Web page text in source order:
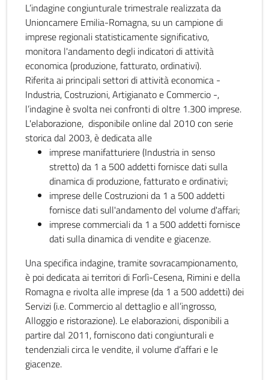
L’indagine congiunturale trimestrale realizzata da
Unioncamere Emilia-Romagna, su un campione di
imprese regionali statisticamente significativo,
monitora l'andamento degli indicatori di attività
economica (produzione, fatturato, ordinativi).
Riferita ai principali settori di attività economica -
Industria, Costruzioni, Artigianato e Commercio -,
l’indagine è svolta nei confronti di oltre 1.300 imprese.
L'elaborazione, disponibile online dal 2010 con serie
storica dal 2003, è dedicata alle
imprese manifatturiere (Industria in senso
stretto) da 1 a 500 addetti fornisce dati sulla
dinamica di produzione, fatturato e ordinativi;
imprese delle Costruzioni da 1 a 500 addetti
fornisce dati sull'andamento del volume d'affari;
imprese commerciali da 1 a 500 addetti fornisce
dati sulla dinamica di vendite e giacenze.
Una specifica indagine, tramite sovracampionamento,
è poi dedicata ai territori di Forlì-Cesena, Rimini e della
Romagna e rivolta alle imprese (da 1 a 500 addetti) dei
Servizi (i.e. Commercio al dettaglio e all’ingrosso,
Alloggio e ristorazione). Le elaborazioni, disponibili a
partire dal 2011, forniscono dati congiunturali e
tendenziali circa le vendite, il volume d’affari e le
giacenze.